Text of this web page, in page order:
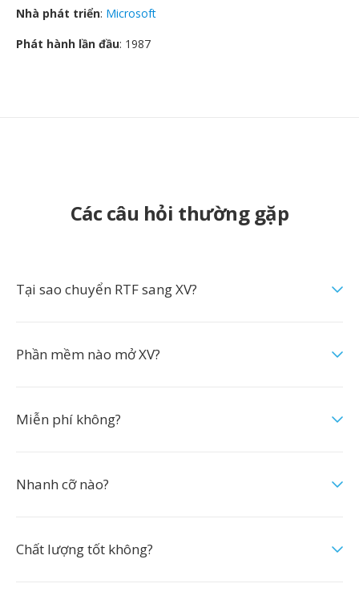
Nhà phát triển: Microsoft
Phát hành lần đầu: 1987
Các câu hỏi thường gặp
Tại sao chuyển RTF sang XV?
Phần mềm nào mở XV?
Miễn phí không?
Nhanh cỡ nào?
Chất lượng tốt không?